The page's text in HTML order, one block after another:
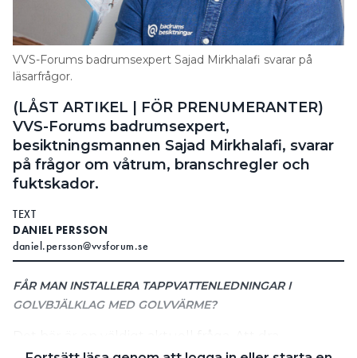
Information om GDPR
Search for:
SEARCH
VVS-Forums badrumsexpert Sajad Mirkhalafi svarar på
läsarfrågor.
(LÅST ARTIKEL | FÖR PRENUMERANTER)
VVS-Forums badrumsexpert,
besiktningsmannen Sajad Mirkhalafi, svarar
på frågor om våtrum, branschregler och
fuktskador.
TEXT
DANIEL PERSSON
daniel.persson@vvsforum.se
FÅR MAN INSTALLERA TAPPVATTENLEDNINGAR I
GOLVBJÄLKLAG MED GOLVVÄRME?